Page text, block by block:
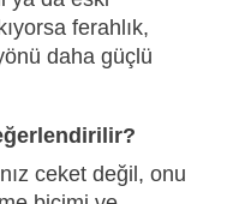
ferahlık,
daha güçlü
ceket değil, onu